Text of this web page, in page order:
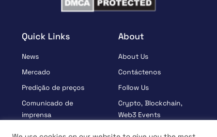
Quick Links
News
Mercado
Predição de preços
Comunicado de
imprensa
About
About Us
Contáctenos
Follow Us
Crypto, Blockchain,
Web3 Events